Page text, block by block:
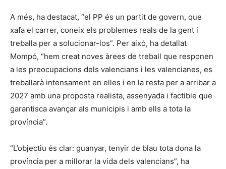
A més, ha destacat, “el PP és un partit de govern, que
xafa el carrer, coneix els problemes reals de la gent i
treballa per a solucionar-los”. Per això, ha detallat
Mompó, “hem creat noves àrees de treball que responen
a les preocupacions dels valencians i les valencianes, es
treballarà intensament en elles i en la resta per a arribar a
2027 amb una proposta realista, assenyada i factible que
garantisca avançar als municipis i amb ells a tota la
província”.
“L’objectiu és clar: guanyar, tenyir de blau tota dona la
província per a millorar la vida dels valencians”, ha